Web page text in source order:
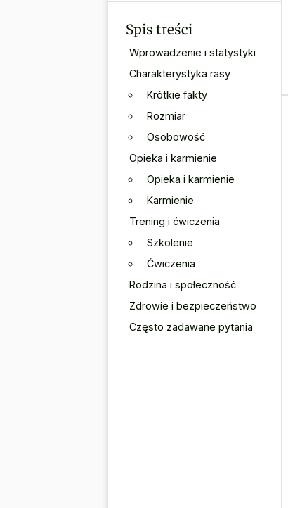
Spis treści
Wprowadzenie i statystyki
Charakterystyka rasy
Krótkie fakty
Rozmiar
Osobowość
Opieka i karmienie
Opieka i karmienie
Karmienie
Trening i ćwiczenia
Szkolenie
Ćwiczenia
Rodzina i społeczność
Zdrowie i bezpieczeństwo
Często zadawane pytania